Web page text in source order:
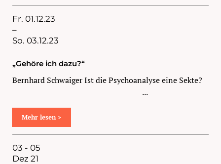
Fr. 01.12.23
–
So. 03.12.23
„Gehöre ich dazu?“
Bernhard Schwaiger Ist die Psychoanalyse eine Sekte?
...
Mehr lesen >
03 - 05
Dez 21